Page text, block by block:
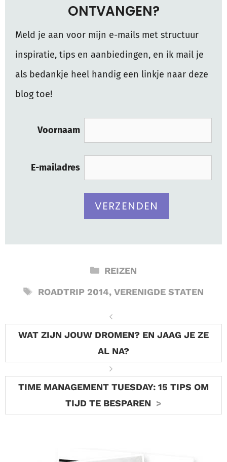
ONTVANGEN?
Meld je aan voor mijn e-mails met structuur
inspiratie, tips en aanbiedingen, en ik mail je
als bedankje heel handig een linkje naar deze
blog toe!
Voornaam
E-mailadres
CATEGORIEËN
REIZEN
TAGS
ROADTRIP 2014, VERENIGDE STATEN
WAT ZIJN JOUW DROMEN? EN JAAG JE ZE
AL NA?
TIME MANAGEMENT TUESDAY: 15 TIPS OM
TIJD TE BESPAREN